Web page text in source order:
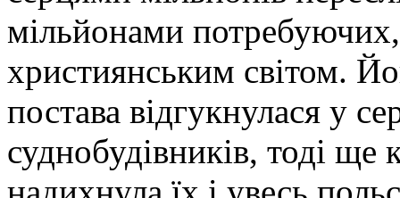
мільйонами потребуючих,
християнським світом.
постава відгукнулася у
суднобудівників, тоді